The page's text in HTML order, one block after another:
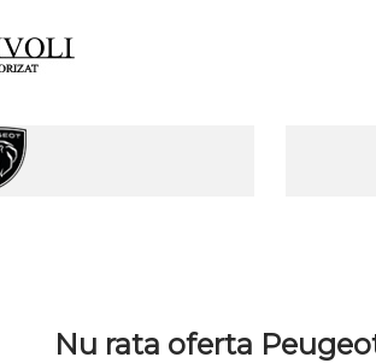
Nu rata oferta